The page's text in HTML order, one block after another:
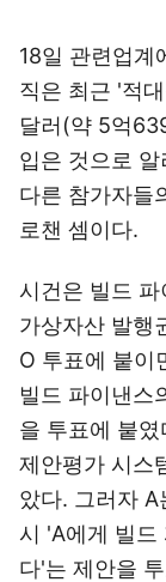
18일 관련업계
직은 최근 '적
달러(약 5억
입은 것으로
다른 참가자들
로챈 셈이다.
시건은 빌드
가상자산 발행
O 투표에 붙이
빌드 파이낸스
을 투표에 붙
제안평가 시스
았다. 그러자
시 'A에게 빌드
다'는 제안을